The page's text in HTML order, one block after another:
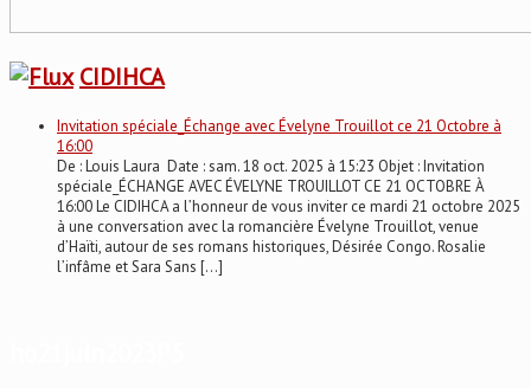
CIDIHCA
Invitation spéciale_Échange avec Évelyne Trouillot ce 21 Octobre à
16:00
De : Louis Laura Date : sam. 18 oct. 2025 à 15:23 Objet : Invitation
spéciale_ÉCHANGE AVEC ÉVELYNE TROUILLOT CE 21 OCTOBRE À
16:00 Le CIDIHCA a l’honneur de vous inviter ce mardi 21 octobre 2025
à une conversation avec la romancière Évelyne Trouillot, venue
d’Haïti, autour de ses romans historiques, Désirée Congo. Rosalie
l’infâme et Sara Sans […]